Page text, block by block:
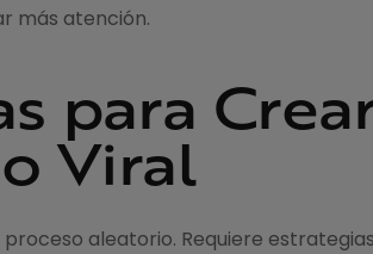
más atención.
para
Viral
aleatorio. Requiere